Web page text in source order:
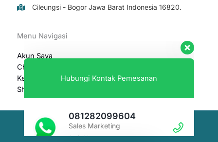
Cileungsi - Bogor Jawa Barat Indonesia 16820.
Menu Navigasi
Akun Saya
Checkout
Keranjang
Shop
Hak Cipta © 2026 Ready Beton Mix
Available
Available